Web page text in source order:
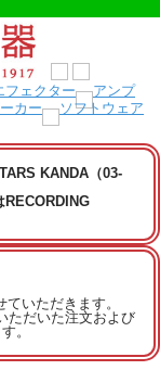
KANDA（03-
RECORDING
いただきます。
ただいた注文および
。